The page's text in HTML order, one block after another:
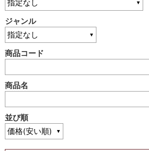
ジャンル
商品コード
商品名
並び順